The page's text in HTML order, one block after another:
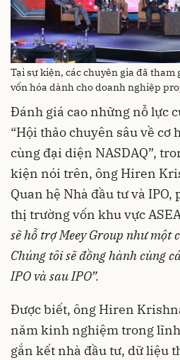
Tại sự kiện, các chuyên gia đã tham
vốn hóa dành cho doanh nghiệp
Đánh giá cao những nỗ lực
“Hội thảo chuyên sâu về cơ
cùng đại diện NASDAQ”,
kiện nói trên, ông Hiren
Quan hệ Nhà đầu tư và
thị trường vốn khu vực
sẽ hỗ trợ Meey Group như một
Chúng tôi sẽ đồng hành cùng
IPO và sau IPO”.
Được biết, ông Hiren
năm kinh nghiệm trong
gắn kết nhà đầu tư, dữ liệu